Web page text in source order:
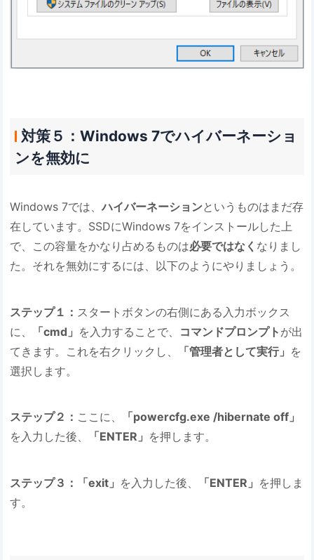
対策５：Windows 7でハイバーネーショ
ンを無効に
Windows 7では、ハイバーネーションというものはまだ存
在しています。SSDにWindows 7をインストールした上
で、この容量をかなり占めるものは必要ではなく なりまし
た。それを無効にするには、以下のようにやりましょう。
ステップ１： スタートボタンの右側にある入力ボックス
に、
「cmd」 を入力することで、 コマンドプロンプト が出
てきます。これを右クリックし、
「管理者として実行」 を
選択します。
ステップ２： ここに、
「powercfg.exe /hibernate off」
を入力した後、
「ENTER」 を押します。
ステップ３：「exit」 を入力した後、 「ENTER」 を押しま
す。